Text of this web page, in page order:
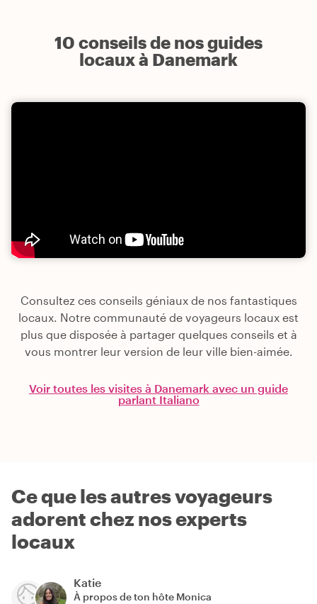
10 conseils de nos guides
locaux à Danemark
Consultez ces conseils géniaux de nos fantastiques
locaux. Notre communauté de voyageurs locaux est
plus que disposée à partager quelques conseils et à
vous montrer leur version de leur ville bien-aimée.
Voir toutes les visites à Danemark avec un guide
parlant Italiano
Ce que les autres voyageurs
adorent chez nos experts
locaux
Katie
À propos de ton hôte Monica